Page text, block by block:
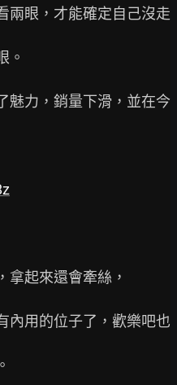
兩眼，才能確定自己沒走
。
魅力，銷量下滑，並在今
拿起來還會牽絲，
內用的位子了，歡樂吧也